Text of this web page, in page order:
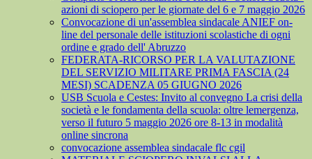
azioni di sciopero per le giornate del 6 e 7 maggio 2026
Convocazione di un'assemblea sindacale ANIEF on-
line del personale delle istituzioni scolastiche di ogni
ordine e grado dell' Abruzzo
FEDERATA-RICORSO PER LA VALUTAZIONE
DEL SERVIZIO MILITARE PRIMA FASCIA (24
MESI) SCADENZA 05 GIUGNO 2026
USB Scuola e Cestes: Invito al convegno La crisi della
società e le fondamenta della scuola: oltre lemergenza,
verso il futuro 5 maggio 2026 ore 8-13 in modalità
online sincrona
convocazione assemblea sindacale flc cgil